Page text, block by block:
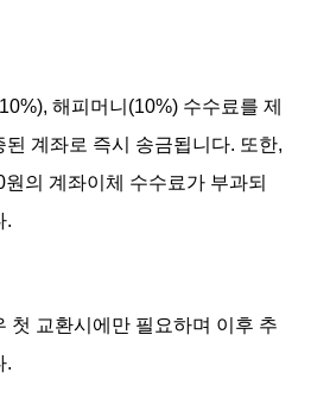
해피머니(10%) 수수료를 제
계좌로 즉시 송금됩니다. 또한,
의 계좌이체 수수료가 부과되
.
첫 교환시에만 필요하며 이후 추
.